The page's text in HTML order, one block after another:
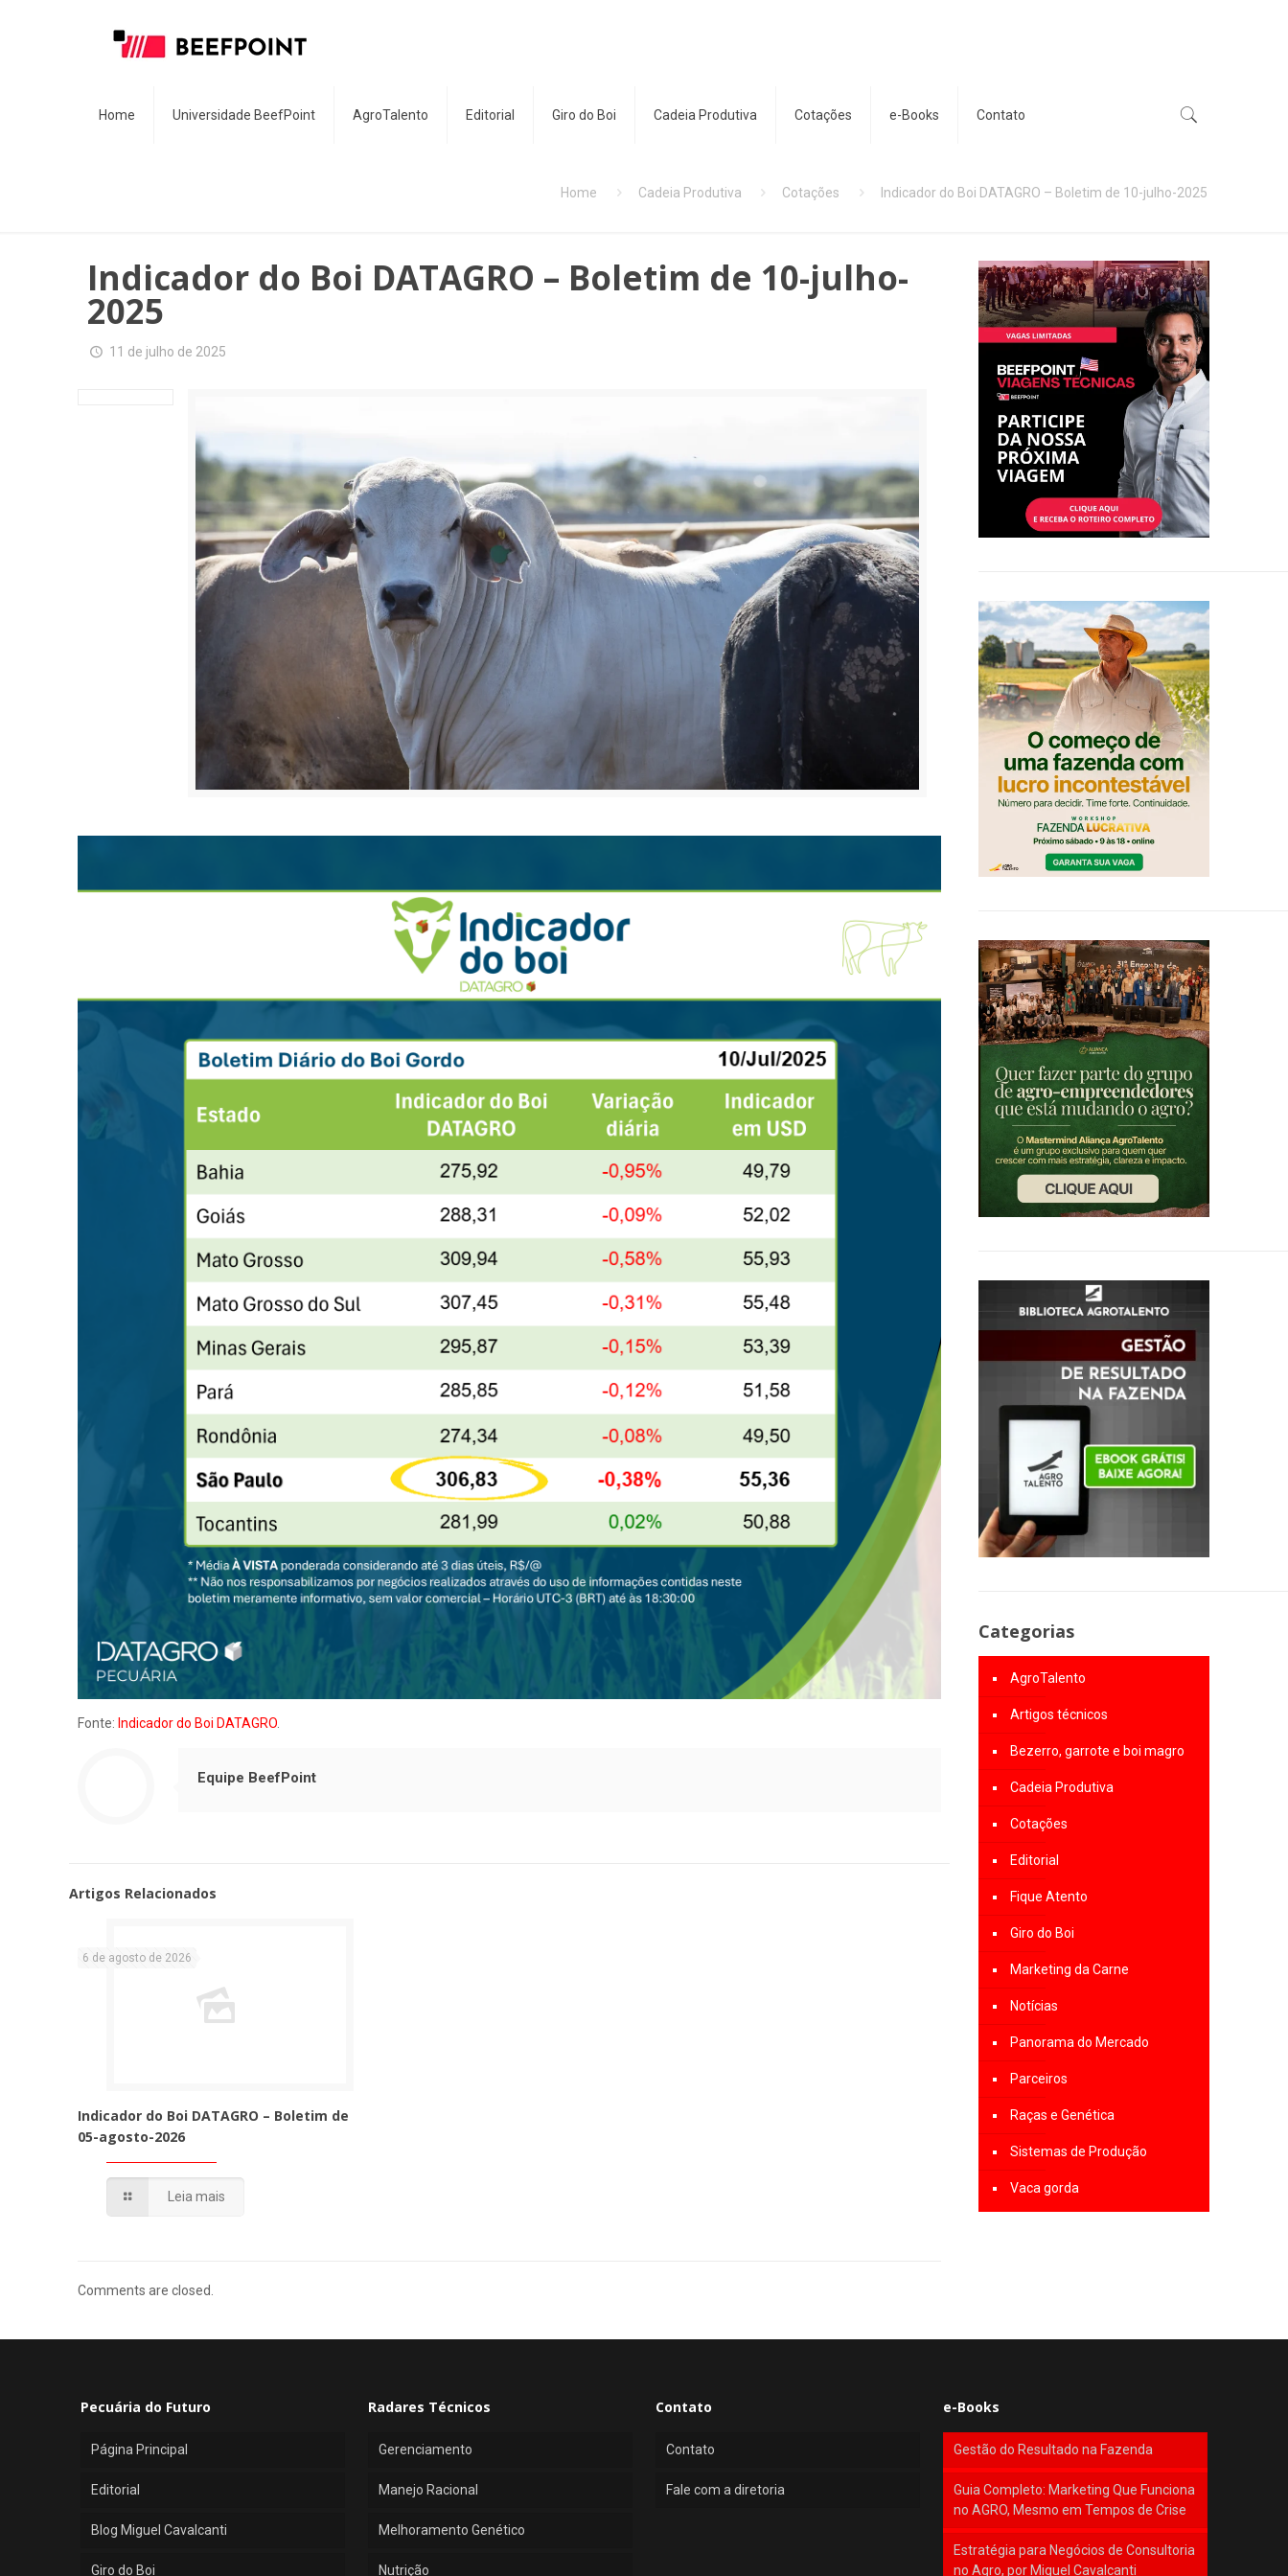
Home Universidade BeefPoint AgroTalento Editorial Giro do Boi Cadeia Produtiva Cotações e-Books Contato
Home Cadeia Produtiva Cotações Indicador do Boi DATAGRO – Boletim de 10-julho-2025
Indicador do Boi DATAGRO – Boletim de 10-julho-
2025
11 de julho de 2025
Fonte: Indicador do Boi DATAGRO
Equipe BeefPoint
Artigos Relacionados
6 de agosto de 2026
Indicador do Boi DATAGRO – Boletim de
05-agosto-2026
Leia mais
Comments are closed.
Categorias
AgroTalento
Artigos técnicos
Bezerro, garrote e boi magro
Cadeia Produtiva
Cotações
Editorial
Fique Atento
Giro do Boi
Marketing da Carne
Notícias
Panorama do Mercado
Parceiros
Raças e Genética
Sistemas de Produção
Vaca gorda
Pecuária do Futuro
Página Principal
Editorial
Blog Miguel Cavalcanti
Giro do Boi
Radares Técnicos
Gerenciamento
Manejo Racional
Melhoramento Genético
Nutrição
Contato
Contato
Fale com a diretoria
e-Books
Gestão do Resultado na Fazenda
Guia Completo: Marketing Que Funciona
no AGRO, Mesmo em Tempos de Crise
Estratégia para Negócios de Consultoria
no Agro, por Miguel Cavalcanti